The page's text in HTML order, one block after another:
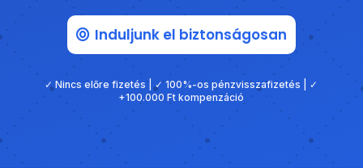
Induljunk el biztonságosan
✓ Nincs előre fizetés | ✓ 100%-os pénzvisszafizetés | ✓
+100.000 Ft kompenzáció